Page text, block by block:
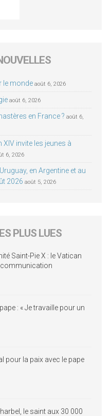
le monde août 6, 2026
août 6, 2026
en France ? août 6,
invite les jeunes à
6, 2026
en Argentine et au
2026 août 5, 2026
PLUS LUES
Saint-Pie X : le Vatican
: « Je travaille pour un
pour la paix avec le pape
le saint aux 30 000